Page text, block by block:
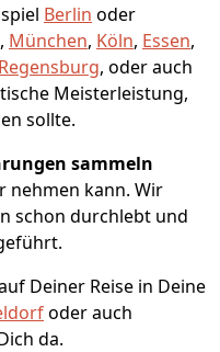
Berlin oder
, München, Köln, Essen,
Regensburg, oder auch
Meisterleistung,
sollte.
sammeln
nehmen kann. Wir
schon durchlebt und
Deiner Reise in Deine
oder auch
da.